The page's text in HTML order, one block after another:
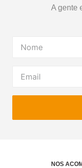
A gente
NOS